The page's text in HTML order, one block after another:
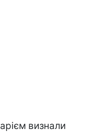
визнали